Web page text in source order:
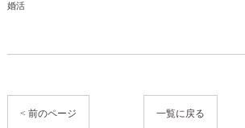
婚活
< 前のページ 一覧に戻る